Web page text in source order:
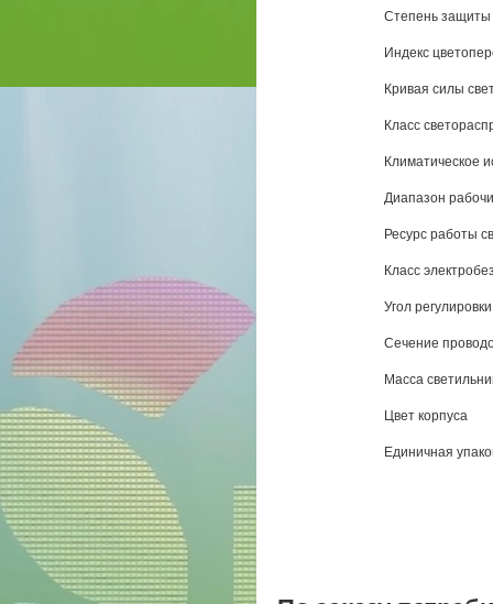
Степень
Индекс
Кривая силы
Класс
Климатическое
Диапазон
Ресурс работы
Класс
Угол
Сечение
Масса
Цвет корпуса
Единичная